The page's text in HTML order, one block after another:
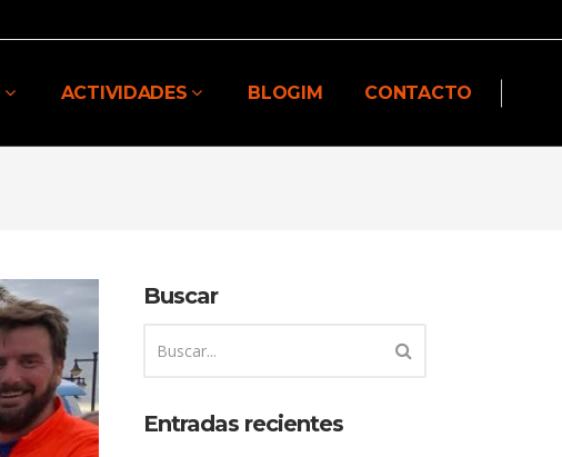
ACTIVIDADES BLOGIM CONTACTO
Buscar
Entradas recientes